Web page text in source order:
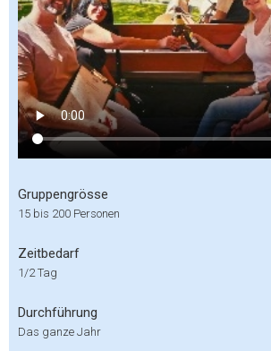
Gruppengrösse
15 bis 200 Personen
Zeitbedarf
1/2 Tag
Durchführung
Das ganze Jahr